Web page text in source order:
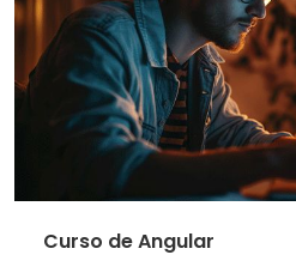
Curso de Angular